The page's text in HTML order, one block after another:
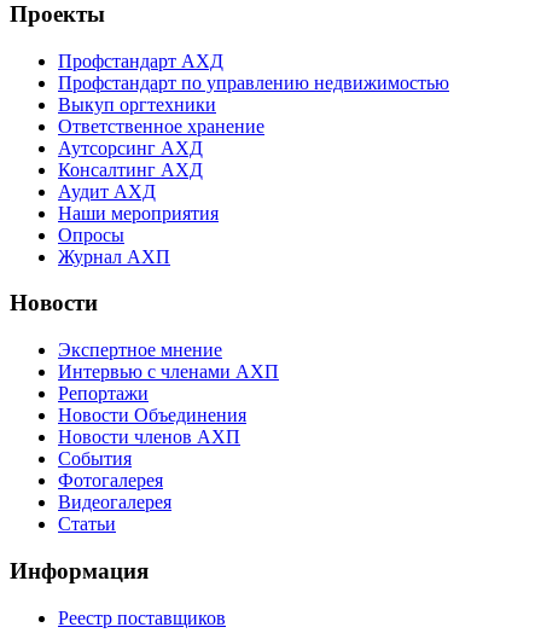
Проекты
Профстандарт АХД
Профстандарт по управлению недвижимостью
Выкуп оргтехники
Ответственное хранение
Аутсорсинг АХД
Консалтинг АХД
Аудит АХД
Наши мероприятия
Опросы
Журнал АХП
Новости
Экспертное мнение
Интервью с членами АХП
Репортажи
Новости Объединения
Новости членов АХП
События
Фотогалерея
Видеогалерея
Статьи
Информация
Реестр поставщиков